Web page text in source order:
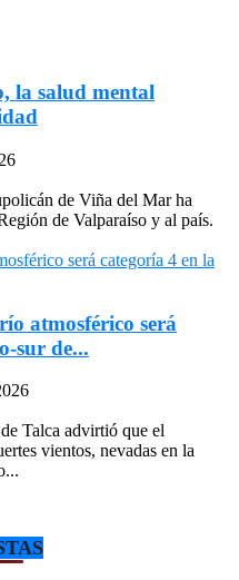
la salud mental
de Viña del Mar ha
de Valparaíso y al país.
atmosférico será
sur de...
Talca advirtió que el
vientos, nevadas en la